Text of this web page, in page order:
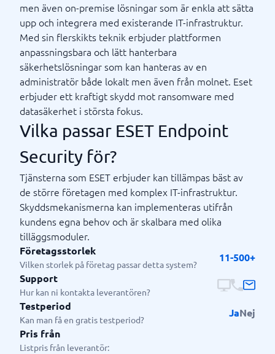
men även on-premise lösningar som är enkla att sätta
upp och integrera med existerande IT-infrastruktur.
Med sin flerskikts teknik erbjuder plattformen
anpassningsbara och lätt hanterbara
säkerhetslösningar som kan hanteras av en
administratör både lokalt men även från molnet. Eset
erbjuder ett kraftigt skydd mot ransomware med
datasäkerhet i största fokus.
Vilka passar ESET Endpoint
Security för?
Tjänsterna som ESET erbjuder kan tillämpas bäst av
de större företagen med komplex IT-infrastruktur.
Skyddsmekanismerna kan implementeras utifrån
kundens egna behov och är skalbara med olika
tilläggsmoduler.
Företagsstorlek
Vilken storlek på företag passar detta system?
11-500+
Support
Hur kan ni kontakta leverantören?
Testperiod
Kan man få en gratis testperiod?
JaNej
Pris från
Listpris från leverantör: